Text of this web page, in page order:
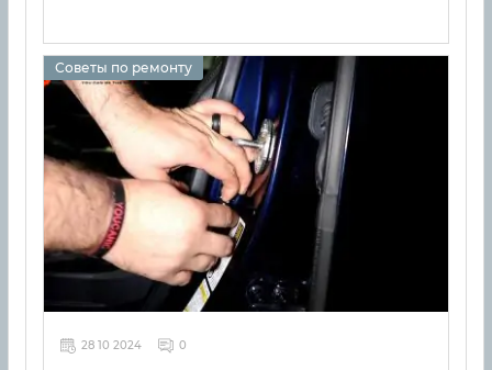
Советы по ремонту
28 10 2024 0